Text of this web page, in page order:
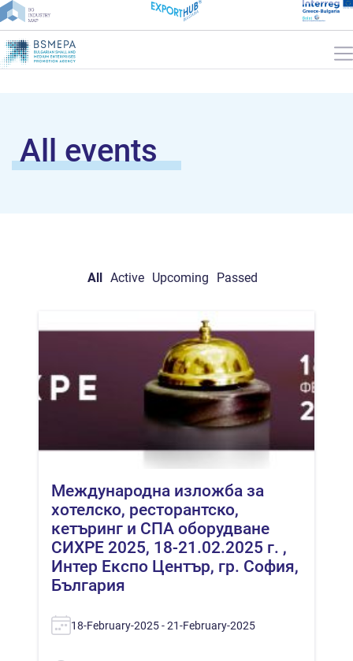
All events
All Active Upcoming Passed
Международна изложба за
хотелско, ресторантско,
кетъринг и СПА оборудване
СИХРЕ 2025, 18-21.02.2025 г. ,
Интер Експо Център, гр. София,
България
18-February-2025 - 21-February-2025